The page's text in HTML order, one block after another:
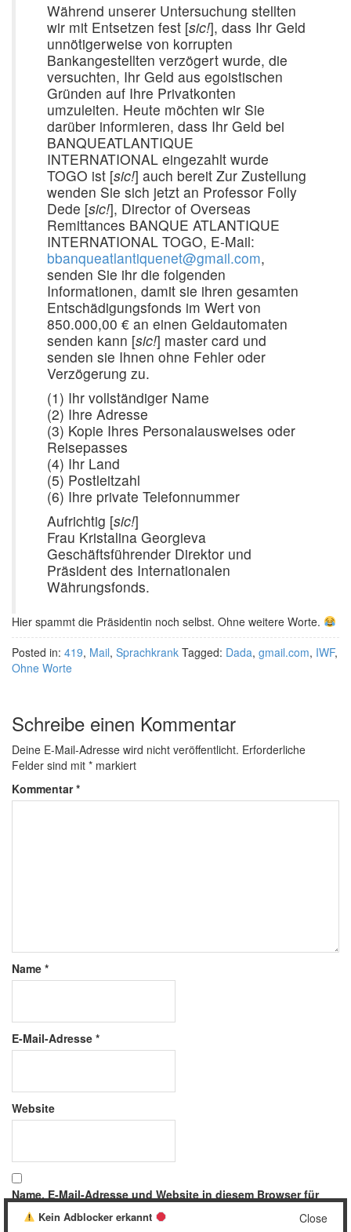
Während unserer Untersuchung stellten
wir mit Entsetzen fest [sic!], dass Ihr Geld
unnötigerweise von korrupten
Bankangestellten verzögert wurde, die
versuchten, Ihr Geld aus egoistischen
Gründen auf Ihre Privatkonten
umzuleiten. Heute möchten wir Sie
darüber informieren, dass Ihr Geld bei
BANQUEATLANTIQUE
INTERNATIONAL eingezahlt wurde
TOGO ist [sic!] auch bereit Zur Zustellung
wenden Sie sich jetzt an Professor Folly
Dede [sic!], Director of Overseas
Remittances BANQUE ATLANTIQUE
INTERNATIONAL TOGO, E-Mail:
bbanqueatlantiquenet@gmail.com,
senden Sie ihr die folgenden
Informationen, damit sie ihren gesamten
Entschädigungsfonds im Wert von
850.000,00 € an einen Geldautomaten
senden kann [sic!] master card und
senden sie Ihnen ohne Fehler oder
Verzögerung zu.
(1) Ihr vollständiger Name
(2) Ihre Adresse
(3) Kopie Ihres Personalausweises oder
Reisepasses
(4) Ihr Land
(5) Postleitzahl
(6) Ihre private Telefonnummer
Aufrichtig [sic!]
Frau Kristalina Georgieva
Geschäftsführender Direktor und
Präsident des Internationalen
Währungsfonds.
Hier spammt die Präsidentin noch selbst. Ohne weitere Worte.
Posted in: 419, Mail, Sprachkrank Tagged: Dada, gmail.com, IWF,
Ohne Worte
Schreibe einen Kommentar
Deine E-Mail-Adresse wird nicht veröffentlicht. Erforderliche
Felder sind mit * markiert
Kommentar*
Name *
E-Mail-Adresse *
Website
Name, E-Mail-Adresse und Website in diesem Browser für
meinen nächsten Kommentar speichern.
Close
Kein Adblocker erkannt